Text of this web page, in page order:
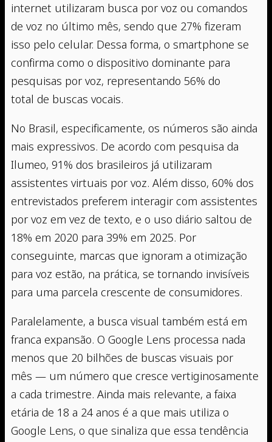
internet utilizaram busca por voz ou comandos
de voz no último mês, sendo que 27% fizeram
isso pelo celular. Dessa forma, o smartphone se
confirma como o dispositivo dominante para
pesquisas por voz, representando 56% do
total de buscas vocais.
No Brasil, especificamente, os números são ainda
mais expressivos. De acordo com pesquisa da
Ilumeo, 91% dos brasileiros já utilizaram
assistentes virtuais por voz. Além disso, 60% dos
entrevistados preferem interagir com assistentes
por voz em vez de texto, e o uso diário saltou de
18% em 2020 para 39% em 2025. Por
conseguinte, marcas que ignoram a otimização
para voz estão, na prática, se tornando invisíveis
para uma parcela crescente de consumidores.
Paralelamente, a busca visual também está em
franca expansão. O Google Lens processa nada
menos que 20 bilhões de buscas visuais por
mês — um número que cresce vertiginosamente
a cada trimestre. Ainda mais relevante, a faixa
etária de 18 a 24 anos é a que mais utiliza o
Google Lens, o que sinaliza que essa tendência